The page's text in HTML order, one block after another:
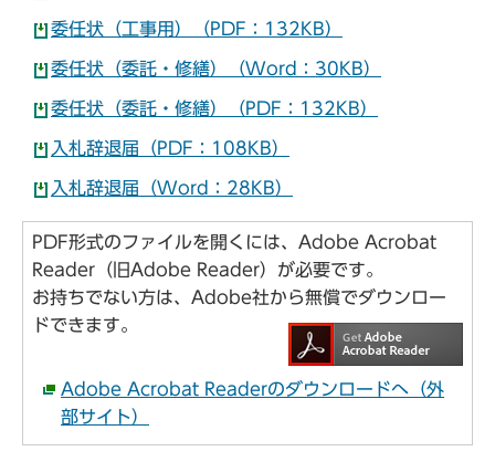
委任状（工事用）（PDF：132KB）
委任状（委託・修繕）（Word：30KB）
委任状（委託・修繕）（PDF：132KB）
入札辞退届（PDF：108KB）
入札辞退届（Word：28KB）
PDF形式のファイルを開くには、Adobe Acrobat
Reader（旧Adobe Reader）が必要です。
お持ちでない方は、Adobe社から無償でダウンロー
ドできます。
Adobe Acrobat Readerのダウンロードへ（外
部サイト）